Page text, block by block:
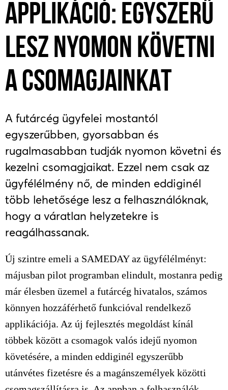
APPLIKÁCIÓ: EGYSZERŰ
LESZ NYOMON KÖVETNI
A CSOMAGJAINKAT
A futárcég ügyfelei mostantól
egyszerűbben, gyorsabban és
rugalmasabban tudják nyomon követni és
kezelni csomagjaikat. Ezzel nem csak az
ügyfélélmény nő, de minden eddiginél
több lehetősége lesz a felhasználóknak,
hogy a váratlan helyzetekre is
reagálhassanak.
Új szintre emeli a SAMEDAY az ügyfélélményt:
májusban pilot programban elindult, mostanra pedig
már élesben üzemel a futárcég hivatalos, számos
könnyen hozzáférhető funkcióval rendelkező
applikációja. Az új fejlesztés megoldást kínál
többek között a csomagok valós idejű nyomon
követésére, a minden eddiginél egyszerűbb
utánvétes fizetésre és a magánszemélyek közötti